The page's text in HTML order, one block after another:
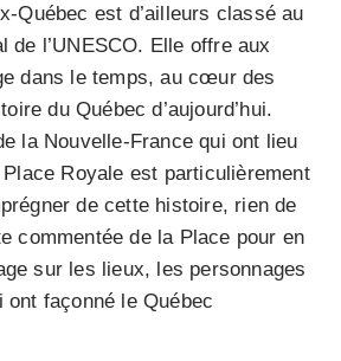
Québec est d’ailleurs classé au
de l’UNESCO. Elle offre aux
dans le temps, au cœur des
du Québec d’aujourd’hui.
la Nouvelle-France qui ont lieu
Place Royale est particulièrement
de cette histoire, rien de
commentée de la Place pour en
sur les lieux, les personnages
ont façonné le Québec